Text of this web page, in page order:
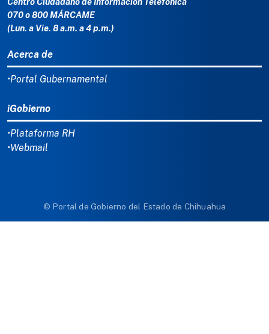
070 o 800 MÁRCAME
(Lun. a Vie. 8 a.m. a 4 p.m.)
Acerca de
•Portal Gubernamental
iGobierno
•Plataforma RH
•Webmail
© Portal de Gobierno del Estado de Chihuahua